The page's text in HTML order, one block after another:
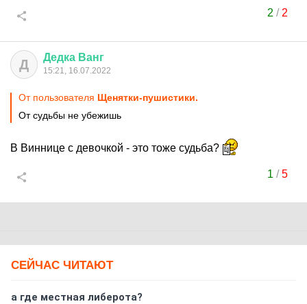
2 / 2
Д Дедка Ванг
15:21, 16.07.2022
От пользователя Щенятки-пушистики.
От судьбы не убежишь
В Виннице с девочкой - это тоже судьба?
1 /5
СЕЙЧАС ЧИТАЮТ
а где местная либерота?